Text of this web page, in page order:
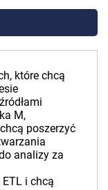
które chcą
M,
poszerzyć
analizy za
i chcą